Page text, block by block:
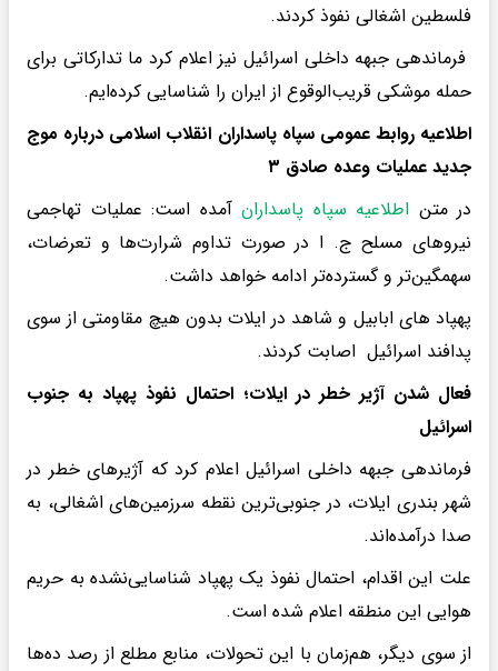
فلسطین اشغالی نفوذ کردند.
فرماندهی جبهه داخلی اسرائیل نیز اعلام کرد ما تدارکاتی برای
حمله موشکی قریب‌الوقوع از ایران را شناسایی کرده‌ایم.
اطلاعیه روابط عمومی سپاه پاسداران انقلاب اسلامی درباره موج
جدید عملیات وعده صادق ۳
در متن اطلاعیه سپاه پاسداران آمده است: عملیات تهاجمی
نیرو‌های مسلح ج. ا در صورت تداوم شرارت‌ها و تعرضات،
سهمگین‌تر و گسترده‌تر ادامه خواهد داشت.
پهپاد های ابابیل و شاهد در ایلات بدون هیچ مقاومتی از سوی
پدافند اسرائیل اصابت کردند.
فعال شدن آژیر خطر در ایلات؛ احتمال نفوذ پهپاد به جنوب
اسرائیل
فرماندهی جبهه داخلی اسرائیل اعلام کرد که آژیرهای خطر در
شهر بندری ایلات، در جنوبی‌ترین نقطه سرزمین‌های اشغالی، به
صدا درآمده‌اند.
علت این اقدام، احتمال نفوذ یک پهپاد شناسایی‌نشده به حریم
هوایی این منطقه اعلام شده است.
از سوی دیگر، هم‌زمان با این تحولات، منابع مطلع از رصد ده‌ها